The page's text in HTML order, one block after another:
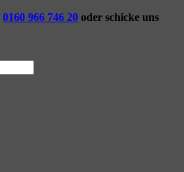
0160 966 746 20 oder schicke uns